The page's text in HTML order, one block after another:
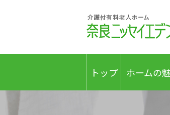
トップ ホームの